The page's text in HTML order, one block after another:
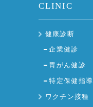
CLINIC
健康診断
企業健診
胃がん健診
特定保健指導
ワクチン接種